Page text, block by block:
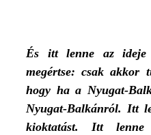
És itt lenne az ideje
megértse: csak akkor
hogy ha a Nyugat-
Nyugat-Balkánról. Itt
kioktatást. Itt